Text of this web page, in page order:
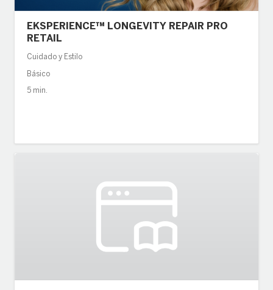
EKSPERIENCE™ LONGEVITY REPAIR PRO
RETAIL
Cuidado y Estilo
Básico
5 min.